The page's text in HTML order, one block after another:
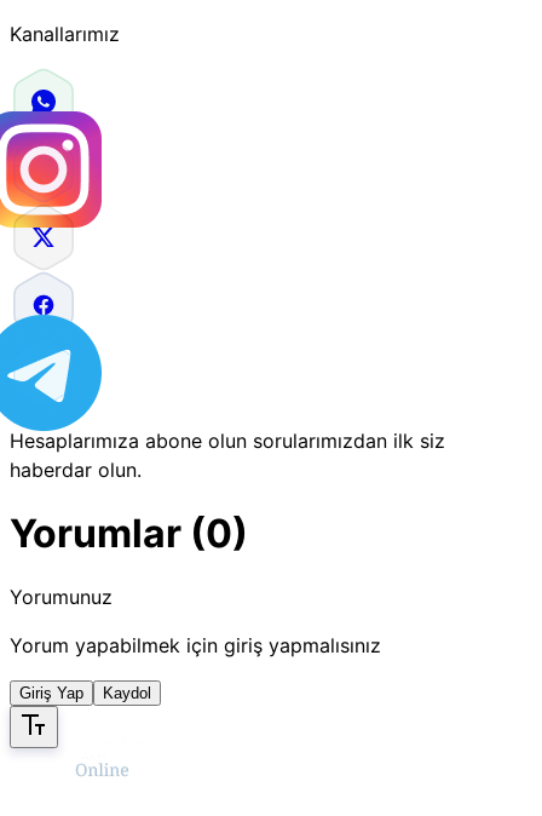
Kanallarımız
Hesaplarımıza abone olun sorularımızdan ilk siz
haberdar olun.
Yorumlar (0)
Yorumunuz
Yorum yapabilmek için giriş yapmalısınız
Giriş Yap Kaydol